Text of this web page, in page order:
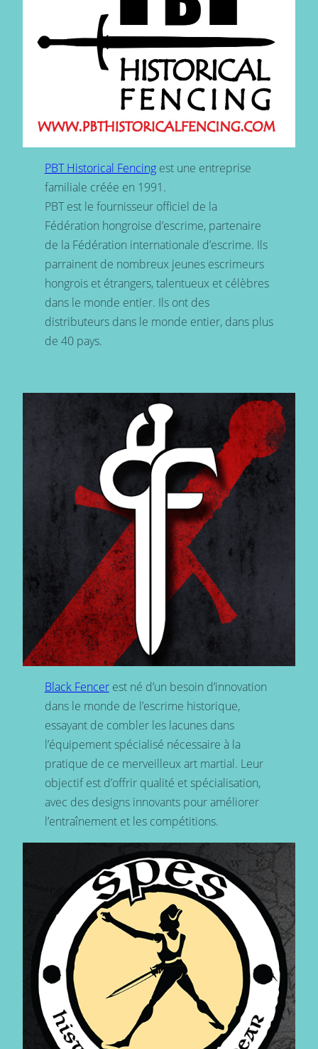
PBT Historical Fencingest une entreprise
familiale créée en 1991.
PBT est le fournisseur officiel de la
Fédération hongroise d’escrime, partenaire
de la Fédération internationale d’escrime. Ils
parrainent de nombreux jeunes escrimeurs
hongrois et étrangers, talentueux et célèbres
dans le monde entier. Ils ont des
distributeurs dans le monde entier, dans plus
de 40 pays.
Black Fencerest né d’un besoin d’innovation
dans le monde de l’escrime historique,
essayant de combler les lacunes dans
l’équipement spécialisé nécessaire à la
pratique de ce merveilleux art martial. Leur
objectif est d’offrir qualité et spécialisation,
avec des designs innovants pour améliorer
l’entraînement et les compétitions.